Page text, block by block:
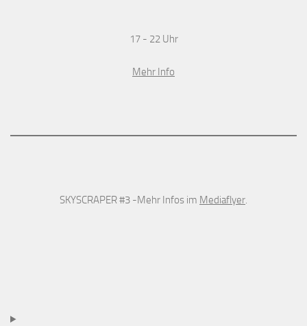
17 - 22 Uhr
Mehr Info
SKYSCRAPER #3 -Mehr Infos im Mediaflyer.